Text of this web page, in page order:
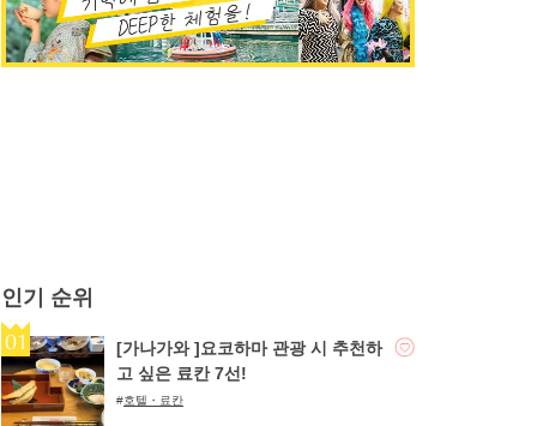
인기 순위
[가나가와 ]요코하마 관광 시 추천하
고 싶은 료칸 7선!
호텔・료칸